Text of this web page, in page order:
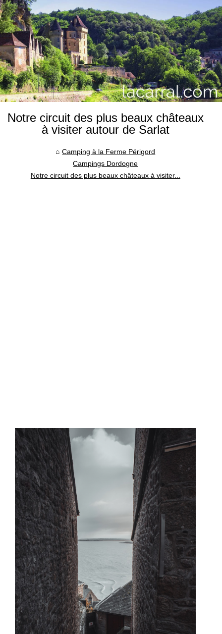
Notre circuit des plus beaux châteaux
à visiter autour de Sarlat
Camping à la Ferme Périgord
Campings Dordogne
Notre circuit des plus beaux châteaux à visiter...